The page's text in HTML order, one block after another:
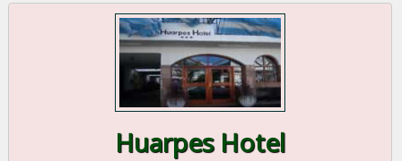
Huarpes Hotel